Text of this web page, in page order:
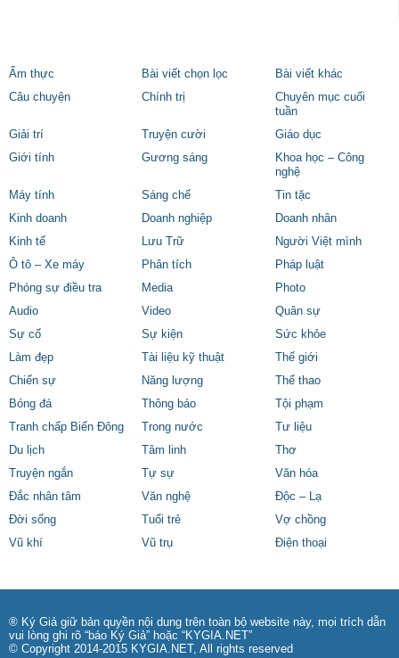
Ẩm thực Bài viết chọn lọc
Bài viết khác
Câu chuyện
Chính trị
Chuyên mục cuối
tuần
Giải trí
Truyện cười
Giáo dục
Giới tính
Gương sáng
Khoa học – Công
nghệ
Máy tính
Sáng chế
Tin tặc
Kinh doanh
Doanh nghiệp
Doanh nhân
Kinh tế
Lưu Trữ
Người Việt mình
Ô tô – Xe máy
Phân tích
Pháp luật
Phóng sự điều tra
Media
Photo
Audio
Video
Quân sự
Sự cố
Sự kiện
Sức khỏe
Làm đẹp
Tài liệu kỹ thuật
Thế giới
Chiến sự
Năng lượng
Thể thao
Bóng đá
Thông báo
Tội phạm
Tranh chấp Biển Đông
Trong nước
Tư liệu
Du lịch
Tâm linh
Thơ
Truyện ngắn
Tự sự
Văn hóa
Đắc nhân tâm
Văn nghệ
Độc – Lạ
Đời sống
Tuổi trẻ
Vợ chồng
Vũ khí
Vũ trụ Điện thoại
® Ký Giả giữ bản quyền nội dung trên toàn bộ website này, mọi trích dẫn
vui lòng ghi rõ “báo Ký Giả” hoặc “KYGIA.NET”
© Copyright 2014-2015 KYGIA.NET, All rights reserved